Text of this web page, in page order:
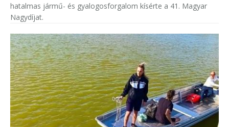
hatalmas jármű- és gyalogosforgalom kísérte a 41. Magyar
Nagydíjat.